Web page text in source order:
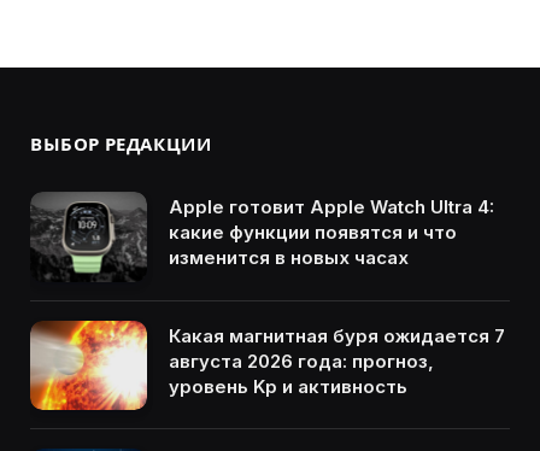
ВЫБОР РЕДАКЦИИ
Apple готовит Apple Watch Ultra 4:
какие функции появятся и что
изменится в новых часах
Какая магнитная буря ожидается 7
августа 2026 года: прогноз,
уровень Kp и активность